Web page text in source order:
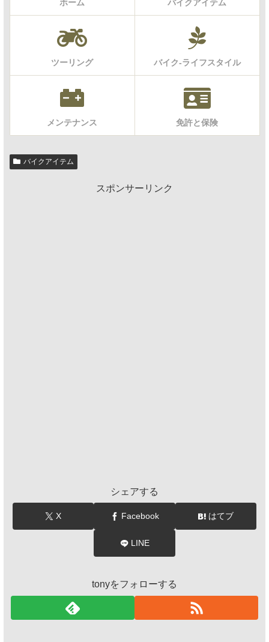
ホーム バイクアイテム
ツーリング バイク-ライフスタイル
メンテナンス 免許と保険
バイクアイテム
スポンサーリンク
シェアする
X Facebook はてブ
LINE
tonyをフォローする